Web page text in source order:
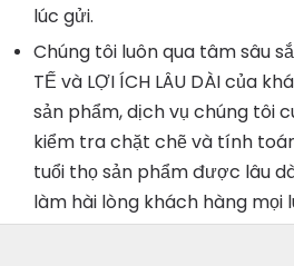
lúc gửi.
Chúng tôi luôn qua tâm sâu
TẾ và LỢI ÍCH LÂU DÀI của
sản phẩm, dịch vụ chúng tôi
kiểm tra chặt chẽ và tính
tuổi thọ sản phẩm được lâu
làm hài lòng khách hàng mọi